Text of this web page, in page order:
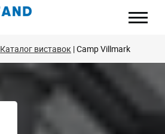
Каталог виставок Camp Villmark